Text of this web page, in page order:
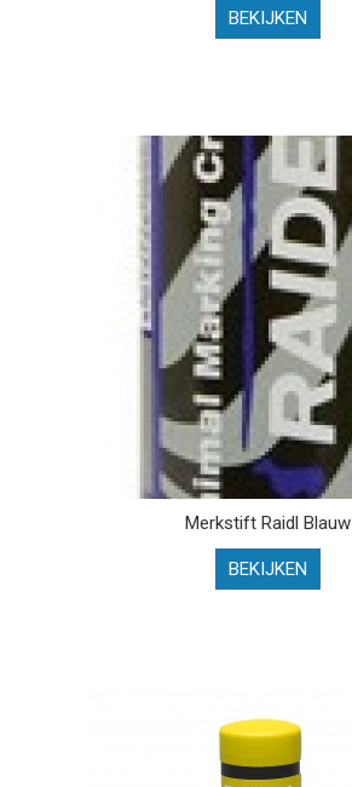
BEKIJKEN
Merkstift Raidl Blauw
BEKIJKEN